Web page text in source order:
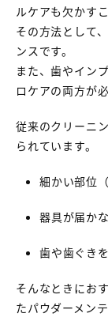
ルケアも欠かす
その方法として
ンスです。
また、歯やイン
ロケアの両方が必
従来のクリーニ
られています。
細かい部位
器具が届か
歯や歯ぐき
そんなときにお
たパウダーメン